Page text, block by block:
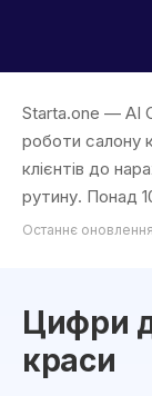
Starta.one — AI
роботи салону
клієнтів до
рутину. Понад
Останнє
Цифри
краси